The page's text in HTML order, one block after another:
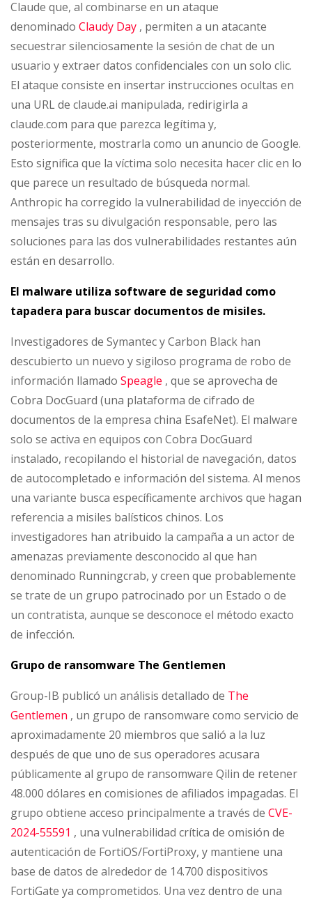
Claude que, al combinarse en un ataque
denominado Claudy Day , permiten a un atacante
secuestrar silenciosamente la sesión de chat de un
usuario y extraer datos confidenciales con un solo clic.
El ataque consiste en insertar instrucciones ocultas en
una URL de claude.ai manipulada, redirigirla a
claude.com para que parezca legítima y,
posteriormente, mostrarla como un anuncio de Google.
Esto significa que la víctima solo necesita hacer clic en lo
que parece un resultado de búsqueda normal.
Anthropic ha corregido la vulnerabilidad de inyección de
mensajes tras su divulgación responsable, pero las
soluciones para las dos vulnerabilidades restantes aún
están en desarrollo.
El malware utiliza software de seguridad como
tapadera para buscar documentos de misiles.
Investigadores de Symantec y Carbon Black han
descubierto un nuevo y sigiloso programa de robo de
información llamado Speagle , que se aprovecha de
Cobra DocGuard (una plataforma de cifrado de
documentos de la empresa china EsafeNet). El malware
solo se activa en equipos con Cobra DocGuard
instalado, recopilando el historial de navegación, datos
de autocompletado e información del sistema. Al menos
una variante busca específicamente archivos que hagan
referencia a misiles balísticos chinos. Los
investigadores han atribuido la campaña a un actor de
amenazas previamente desconocido al que han
denominado Runningcrab, y creen que probablemente
se trate de un grupo patrocinado por un Estado o de
un contratista, aunque se desconoce el método exacto
de infección.
Grupo de ransomware The Gentlemen
Group-IB publicó un análisis detallado de The
Gentlemen , un grupo de ransomware como servicio de
aproximadamente 20 miembros que salió a la luz
después de que uno de sus operadores acusara
públicamente al grupo de ransomware Qilin de retener
48.000 dólares en comisiones de afiliados impagadas. El
grupo obtiene acceso principalmente a través de CVE-
2024-55591 , una vulnerabilidad crítica de omisión de
autenticación de FortiOS/FortiProxy, y mantiene una
base de datos de alrededor de 14.700 dispositivos
FortiGate ya comprometidos. Una vez dentro de una